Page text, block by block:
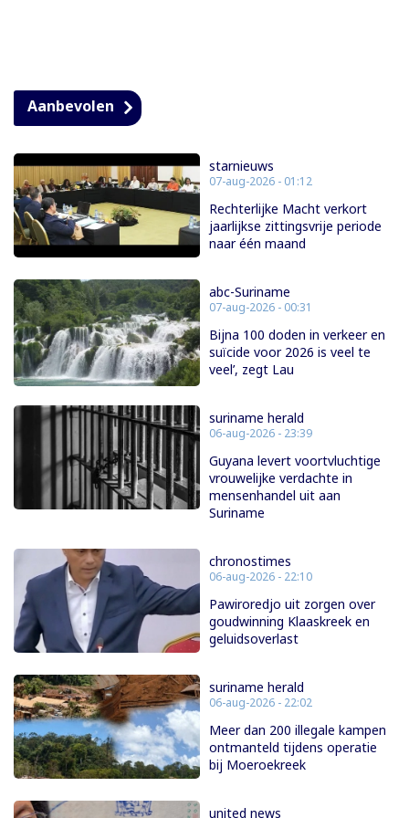
Aanbevolen
starnieuws
07-aug-2026 - 01:12
Rechterlijke Macht verkort
jaarlijkse zittingsvrije periode
naar één maand
abc-Suriname
07-aug-2026 - 00:31
Bijna 100 doden in verkeer en
suïcide voor 2026 is veel te
veel’, zegt Lau
suriname herald
06-aug-2026 - 23:39
Guyana levert voortvluchtige
vrouwelijke verdachte in
mensenhandel uit aan
Suriname
chronostimes
06-aug-2026 - 22:10
Pawiroredjo uit zorgen over
goudwinning Klaaskreek en
geluidsoverlast
suriname herald
06-aug-2026 - 22:02
Meer dan 200 illegale kampen
ontmanteld tijdens operatie
bij Moeroekreek
united news